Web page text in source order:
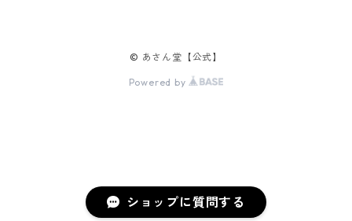
ショップに質問する
沈丁花（じんちょうげ）
© あさん堂【公式】
Powered by